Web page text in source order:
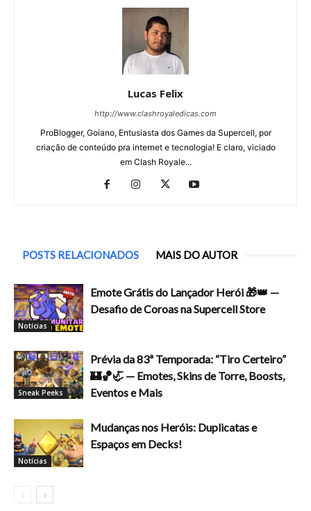
Lucas Felix
http://www.clashroyaledicas.com
ProBlogger, Goiano, Entusiasta dos Games da Supercell, por
criação de conteúdo pra internet e tecnologia! E claro, viciado
em Clash Royale...
POSTS RELACIONADOS MAIS DO AUTOR
Notícias
Emote Grátis do Lançador Herói 🎁👑 —
Desafio de Coroas na Supercell Store
Sneak Peeks
Prévia da 83ª Temporada: “Tiro Certeiro”
🏰🏀🦏 — Emotes, Skins de Torre, Boosts,
Eventos e Mais
Notícias
Mudanças nos Heróis: Duplicatas e
Espaços em Decks!